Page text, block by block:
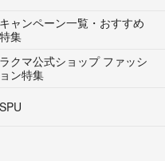
キャンペーン一覧・おすすめ
特集
ラクマ公式ショップ ファッシ
ョン特集
SPU